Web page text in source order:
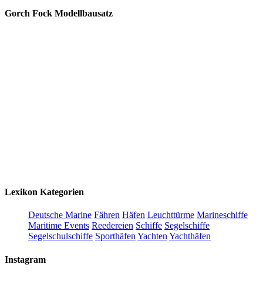
Gorch Fock Modellbausatz
Lexikon Kategorien
Deutsche Marine Fähren Häfen Leuchttürme Marineschiffe
Maritime Events Reedereien Schiffe Segelschiffe
Segelschulschiffe Sporthäfen Yachten Yachthäfen
Instagram